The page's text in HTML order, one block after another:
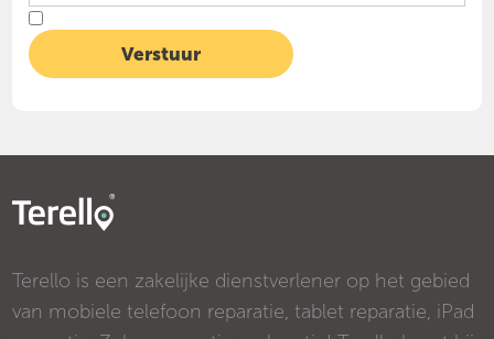
Terello is een zakelijke dienstverlener op het gebied
van mobiele telefoon reparatie, tablet reparatie, iPad